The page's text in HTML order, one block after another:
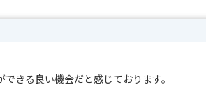
きる良い機会だと感じております。